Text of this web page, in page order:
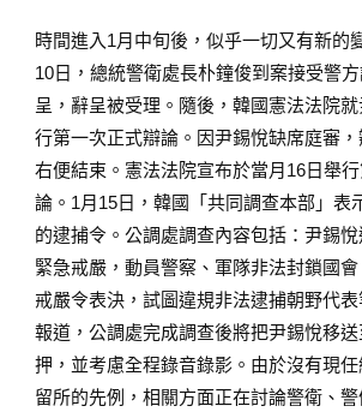
時間進入1月中旬後，似乎一切又有新的
10日，總統警衛處長朴鐘俊到案接受警
呈，辭呈被受理。隨後，韓國憲法法院
行第一次正式辯論。因尹錫悅缺席庭審
右便結束。憲法法院宣布於當月16日舉
論。1月15日，韓國「共同調查本部」表
的逮捕令。公調處調查內容包括：尹錫
緊急戒嚴，動員警察、軍隊非法封鎖國
戒嚴令表決，試圖違規非法逮捕朝野代
報道，公調處完成調查後將把尹錫悅移
押，並考慮全程錄音錄影。由於沒有現
留所的先例，相關方面正在討論警衛、